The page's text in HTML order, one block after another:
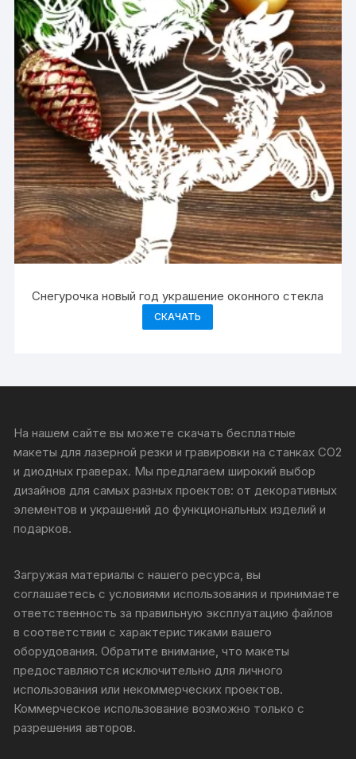
Снегурочка новый год украшение оконного стекла
СКАЧАТЬ
На нашем сайте вы можете скачать бесплатные
макеты для лазерной резки и гравировки на станках CO2
и диодных граверах. Мы предлагаем широкий выбор
дизайнов для самых разных проектов: от декоративных
элементов и украшений до функциональных изделий и
подарков.
Загружая материалы с нашего ресурса, вы
соглашаетесь с условиями использования и принимаете
ответственность за правильную эксплуатацию файлов
в соответствии с характеристиками вашего
оборудования. Обратите внимание, что макеты
предоставляются исключительно для личного
использования или некоммерческих проектов.
Коммерческое использование возможно только с
разрешения авторов.